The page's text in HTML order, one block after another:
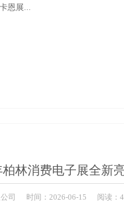
恩展...
林消费电子展全新
司 时间： 2026-06-15 阅读：